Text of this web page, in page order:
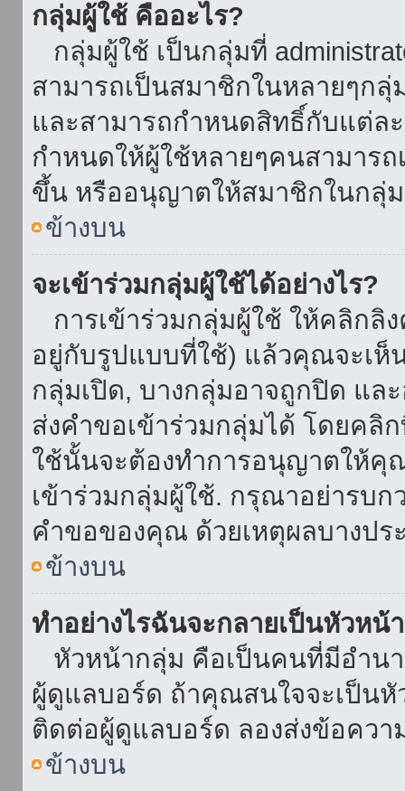
กลุ่มผู้ใช้ คืออะไร?
กลุ่มผู้ใช้ เป็นกลุ่มที่
สามารถเป็นสมาชิกในหลายๆก
และสามารถกำหนดสิทธิ์กับแต่ล
กำหนดให้ผู้ใช้หลายๆคนสามารถ
ขึ้น หรืออนุญาตให้สมาชิกในกลุ่ม
ข้างบน
จะเข้าร่วมกลุ่มผู้ใช้ได้อย่างไร?
การเข้าร่วมกลุ่มผู้ใช้ ให้คลิก
อยู่กับรูปแบบที่ใช้) แล้วคุณจะเห็
กลุ่มเปิด, บางกลุ่มอาจถูกปิด แ
ส่งคำขอเข้าร่วมกลุ่มได้ โดยคลิ
ใช้นั้นจะต้องทำการอนุญาตให้คุ
เข้าร่วมกลุ่มผู้ใช้. กรุณาอย่ารบก
คำขอของคุณ ด้วยเหตุผลบางปร
ข้างบน
ทำอย่างไรฉันจะกลายเป็นหัวหน้
หัวหน้ากลุ่ม คือเป็นคนที่มีอำนา
ผู้ดูแลบอร์ด ถ้าคุณสนใจจะเป็น
ติดต่อผู้ดูแลบอร์ด ลองส่งข้อคว
ข้างบน